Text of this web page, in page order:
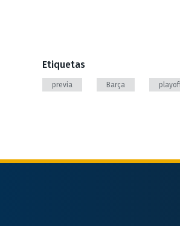
Etiquetas
previa Barça